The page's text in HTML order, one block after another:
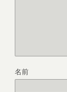
名前